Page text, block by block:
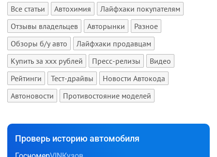
Все статьи Автохимия
Лайфхаки покупателям
Отзывы владельцев
Авторынки
Разное
Обзоры б/у авто
Лайфхаки продавцам
Купить за xxx рублей
Пресс-релизы
Видео
Рейтинги
Тест-драйвы
Новости Автокода
Автоновости
Противостояние моделей
Проверь историю автомобиля